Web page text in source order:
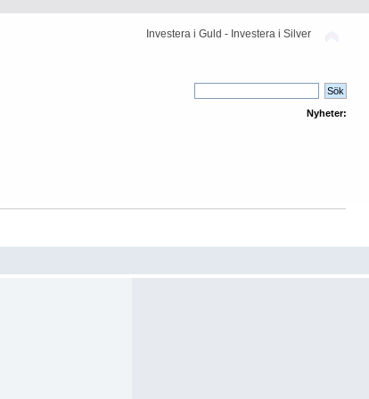
Investera i Guld - Investera i Silver
Nyheter: